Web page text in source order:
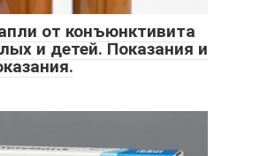
от конъюнктивита
и детей. Показания и